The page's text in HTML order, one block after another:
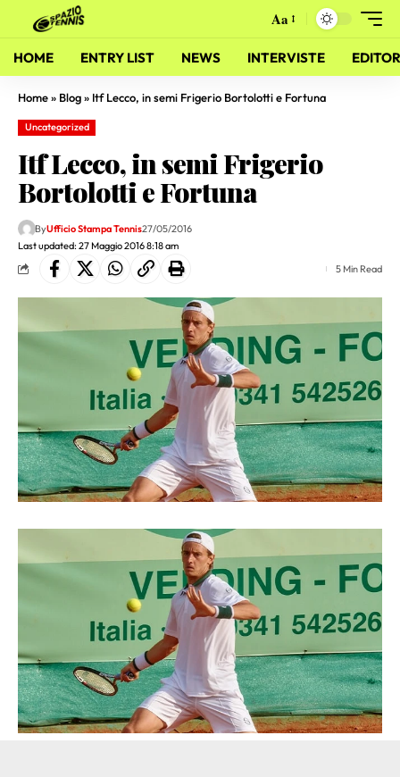
Aa
HOME ENTRY LIST NEWS INTERVISTE
Home» Blog» Itf Lecco, in semi Frigerio Bortolotti e Fortuna
Uncategorized
Itf Lecco, in semi Frigerio
Bortolotti e Fortuna
Last updated: 27 Maggio 2016 8:18 am
ByUfficio Stampa Tennis27/05/2016
5 Min Read